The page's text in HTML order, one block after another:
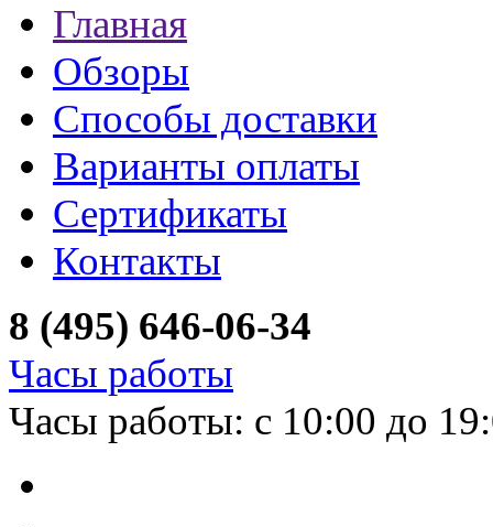
Главная
Обзоры
Способы доставки
Варианты оплаты
Сертификаты
Контакты
8 (495) 646-06-34
Часы работы
Часы работы: с 10:00 до